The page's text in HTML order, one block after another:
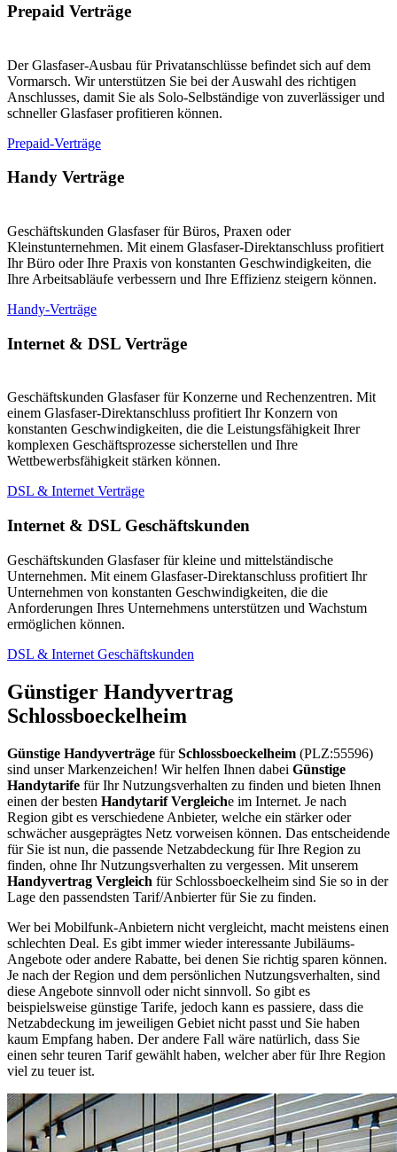
Prepaid Verträge
Der Glasfaser-Ausbau für Privatanschlüsse befindet sich auf dem
Vormarsch. Wir unterstützen Sie bei der Auswahl des richtigen
Anschlusses, damit Sie als Solo-Selbständige von zuverlässiger und
schneller Glasfaser profitieren können.
Prepaid-Verträge
Handy Verträge
Geschäftskunden Glasfaser für Büros, Praxen oder
Kleinstunternehmen. Mit einem Glasfaser-Direktanschluss profitiert
Ihr Büro oder Ihre Praxis von konstanten Geschwindigkeiten, die
Ihre Arbeitsabläufe verbessern und Ihre Effizienz steigern können.
Handy-Verträge
Internet & DSL Verträge
Geschäftskunden Glasfaser für Konzerne und Rechenzentren. Mit
einem Glasfaser-Direktanschluss profitiert Ihr Konzern von
konstanten Geschwindigkeiten, die die Leistungsfähigkeit Ihrer
komplexen Geschäftsprozesse sicherstellen und Ihre
Wettbewerbsfähigkeit stärken können.
DSL & Internet Verträge
Internet & DSL Geschäftskunden
Geschäftskunden Glasfaser für kleine und mittelständische
Unternehmen. Mit einem Glasfaser-Direktanschluss profitiert Ihr
Unternehmen von konstanten Geschwindigkeiten, die die
Anforderungen Ihres Unternehmens unterstützen und Wachstum
ermöglichen können.
DSL & Internet Geschäftskunden
Günstiger Handyvertrag
Schlossboeckelheim
Günstige Handyverträge fürSchlossboeckelheim (PLZ:55596)
sind unser Markenzeichen! Wir helfen Ihnen dabei Günstige
Handytarife für Ihr Nutzungsverhalten zu finden und bieten Ihnen
einen der besten Handytarif Vergleiche im Internet. Je nach
Region gibt es verschiedene Anbieter, welche ein stärker oder
schwächer ausgeprägtes Netz vorweisen können. Das entscheidende
für Sie ist nun, die passende Netzabdeckung für Ihre Region zu
finden, ohne Ihr Nutzungsverhalten zu vergessen. Mit unserem
Handyvertrag Vergleich für Schlossboeckelheim sind Sie so in der
Lage den passendsten Tarif/Anbierter für Sie zu finden.
Wer bei Mobilfunk-Anbietern nicht vergleicht, macht meistens einen
schlechten Deal. Es gibt immer wieder interessante Jubiläums-
Angebote oder andere Rabatte, bei denen Sie richtig sparen können.
Je nach der Region und dem persönlichen Nutzungsverhalten, sind
diese Angebote sinnvoll oder nicht sinnvoll. So gibt es
beispielsweise günstige Tarife, jedoch kann es passiere, dass die
Netzabdeckung im jeweiligen Gebiet nicht passt und Sie haben
kaum Empfang haben. Der andere Fall wäre natürlich, dass Sie
einen sehr teuren Tarif gewählt haben, welcher aber für Ihre Region
viel zu teuer ist.